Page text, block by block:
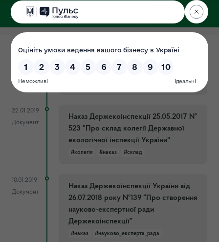
ДЕРЖЕКОІНСПЕКЦІЯ
12.02.2019
Документ
Держекоінспекції
22.01.2019
Документ
Наказ Держекоінспекції 25.05.2017 №
523 "Про склад колегії Державної
екологічної інспекції України"
#колегія #наказ #склад
10.01.2019
Документ
Наказ Держекоінспекції України від
26.07.2018 року №139 “Про створення
науково-експертної ради
Держекоінспекції”
#наказ
#науково_експерта_рада